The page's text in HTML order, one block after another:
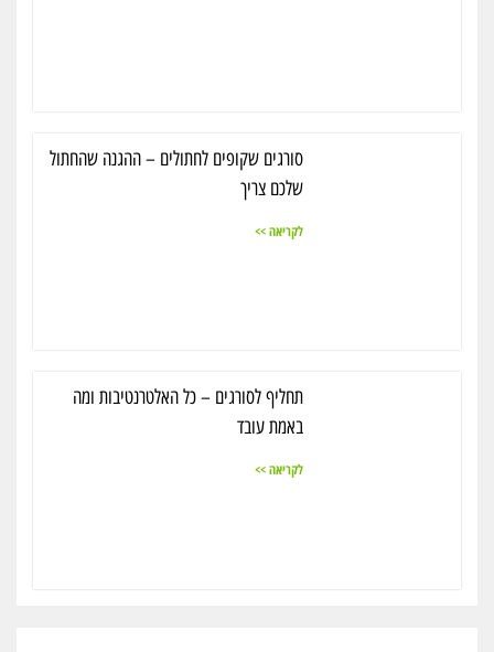
סורגים שקופים לחתולים – ההגנה שהחתול
שלכם צריך
לקריאה >>
תחליף לסורגים – כל האלטרנטיבות ומה
באמת עובד
לקריאה >>